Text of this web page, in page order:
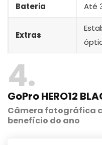
Bateria Até
Extras
4
GoPro HERO12
Câmera fotográfica
benefício do ano